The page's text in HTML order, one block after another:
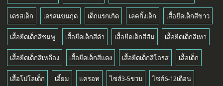
เดรสเด็ก เดรสแขนกุด เด็กแรกเกิด เลคกิ้งเด็ก เสื้อยืดเด็กสีขาว
เสื้อยืดเด็กสีชมพู เสื้อยืดเด็กสีดำ เสื้อยืดเด็กสีส้ม เสื้อยืดเด็กสีเทา
เสื้อยืดเด็กสีเหลือง เสื้อยืดเด็กสีแดง เสื้อยืดเด็กสีโอรส เสื้อเด็ก
เสื้อโปโลเด็ก เอี้ยม แครอท ไซส์3-5ขวบ ไซส์6-12เดือน